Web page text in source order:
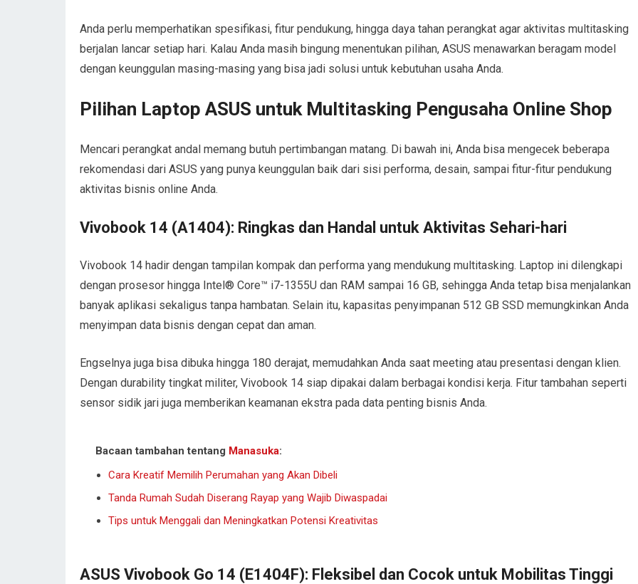
Anda perlu memperhatikan spesifikasi, fitur pendukung, hingga daya tahan perangkat agar aktivitas multitasking
berjalan lancar setiap hari. Kalau Anda masih bingung menentukan pilihan, ASUS menawarkan beragam model
dengan keunggulan masing-masing yang bisa jadi solusi untuk kebutuhan usaha Anda.
Pilihan Laptop ASUS untuk Multitasking Pengusaha Online Shop
Mencari perangkat andal memang butuh pertimbangan matang. Di bawah ini, Anda bisa mengecek beberapa
rekomendasi dari ASUS yang punya keunggulan baik dari sisi performa, desain, sampai fitur-fitur pendukung
aktivitas bisnis online Anda.
Vivobook 14 (A1404): Ringkas dan Handal untuk Aktivitas Sehari-hari
Vivobook 14 hadir dengan tampilan kompak dan performa yang mendukung multitasking. Laptop ini dilengkapi
dengan prosesor hingga Intel® Core™ i7-1355U dan RAM sampai 16 GB, sehingga Anda tetap bisa menjalankan
banyak aplikasi sekaligus tanpa hambatan. Selain itu, kapasitas penyimpanan 512 GB SSD memungkinkan Anda
menyimpan data bisnis dengan cepat dan aman.
Engselnya juga bisa dibuka hingga 180 derajat, memudahkan Anda saat meeting atau presentasi dengan klien.
Dengan durability tingkat militer, Vivobook 14 siap dipakai dalam berbagai kondisi kerja. Fitur tambahan seperti
sensor sidik jari juga memberikan keamanan ekstra pada data penting bisnis Anda.
Bacaan tambahan tentang Manasuka:
Cara Kreatif Memilih Perumahan yang Akan Dibeli
Tanda Rumah Sudah Diserang Rayap yang Wajib Diwaspadai
Tips untuk Menggali dan Meningkatkan Potensi Kreativitas
ASUS Vivobook Go 14 (E1404F): Fleksibel dan Cocok untuk Mobilitas Tinggi